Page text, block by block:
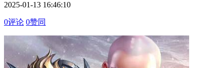
2025-01-13 16:46:10
0评论 0赞同